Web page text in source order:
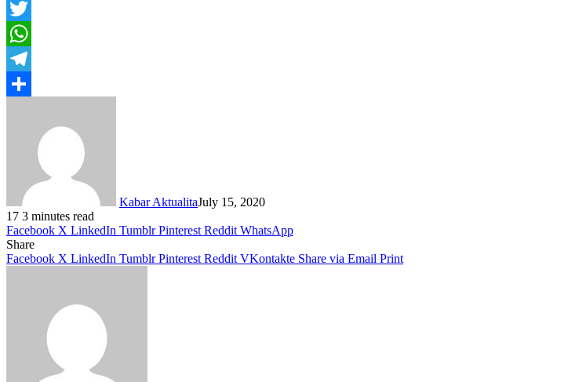
Facebook
Twitter
WhatsApp
Telegram
Kabar AktualitaJuly 15, 2020
17 3 minutes read
Facebook X LinkedIn Tumblr Pinterest Reddit WhatsApp
Share
Facebook X LinkedIn Tumblr Pinterest Reddit VKontakte Share via Email Print